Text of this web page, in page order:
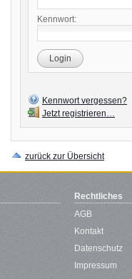
Kennwort:
Login
Kennwort vergessen?
Jetzt registrieren…
zurück zur Übersicht
Rechtliches
AGB
Kontakt
Datenschutz
Impressum